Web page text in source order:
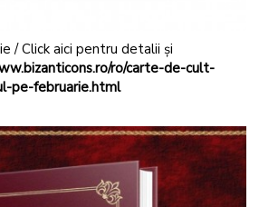
/ Click aici pentru detalii și
ro/carte-de-cult-
pe-februarie.html